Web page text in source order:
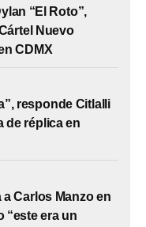
“El Roto”,
Nuevo
CDMX
responde Citlalli
de réplica en
Carlos Manzo en
“este era un